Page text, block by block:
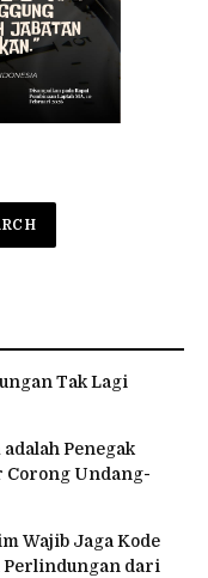
Tak Lagi
Penegak
Corong Undang-
Wajib Jaga Kode
Perlindungan dari